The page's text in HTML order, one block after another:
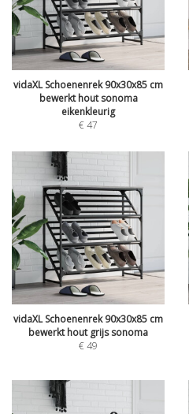
vidaXL Schoenenrek 90x30x85 cm
bewerkt hout sonoma
eikenkleurig
€47
vidaXL Schoenenrek 90x30x85 cm
bewerkt hout grijs sonoma
€49